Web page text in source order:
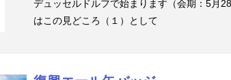
デュッセルドルフで始まります（会期：5月
はこの見どころ（１）として